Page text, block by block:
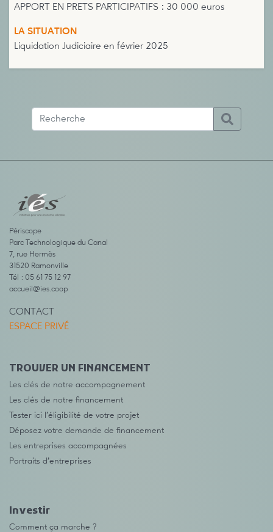
APPORT EN PRETS PARTICIPATIFS : 30 000 euros
LA SITUATION
Liquidation Judiciaire en février 2025
Périscope
Parc Technologique du Canal
7, rue Hermès
31520 Ramonville
Tél : 05 61 75 12 97
accueil@ies.coop
CONTACT
ESPACE PRIVÉ
TROUVER UN FINANCEMENT
Les clés de notre accompagnement
Les clés de notre financement
Tester ici l’éligibilité de votre projet
Déposez votre demande de financement
Les entreprises accompagnées
Portraits d’entreprises
Investir
Comment ça marche ?